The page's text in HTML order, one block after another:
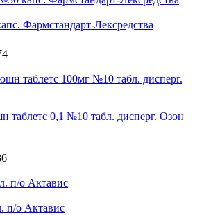
Фармстандарт-Лексредства
0,1 №10 табл. дисперг. Озон
п/о Актавис